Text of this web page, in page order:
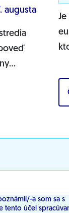
augusta
a som sa s
tento účel